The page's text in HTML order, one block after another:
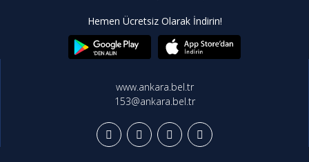
Hemen Ücretsiz Olarak İndirin!
www.ankara.bel.tr
153@ankara.bel.tr